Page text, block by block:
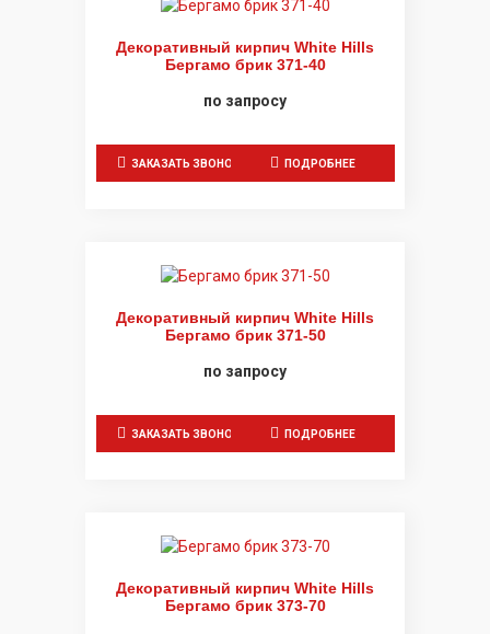
Декоративный кирпич White Hills
Бергамо брик 371-40
по запросу
ЗАКАЗАТЬ ЗВОНОК ПОДРОБНЕЕ
Декоративный кирпич White Hills
Бергамо брик 371-50
по запросу
ЗАКАЗАТЬ ЗВОНОК ПОДРОБНЕЕ
Декоративный кирпич White Hills
Бергамо брик 373-70